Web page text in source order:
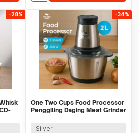
-28% -34%
One Two Cups Food Processor
Penggiling Daging Meat Grinder
Silver